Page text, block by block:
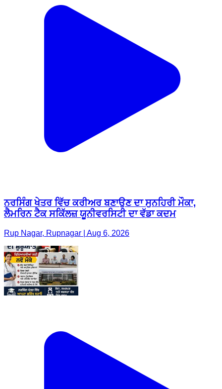
ਨਰਸਿੰਗ ਖੇਤਰ ਵਿੱਚ ਕਰੀਅਰ ਬਣਾਉਣ ਦਾ ਸੁਨਹਿਰੀ ਮੌਕਾ,
ਲੈਮਰਿਨ ਟੈਕ ਸਕਿੱਲਜ਼ ਯੂਨੀਵਰਸਿਟੀ ਦਾ ਵੱਡਾ ਕਦਮ
Rup Nagar, Rupnagar | Aug 6, 2026